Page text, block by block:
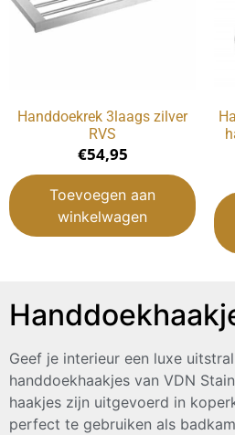
Handdoekrek 3laags zilver
RVS
€54,95
Toevoegen aan
winkelwagen
Geef je interieur een luxe
handdoekhaakjes van VDN
haakjes zijn uitgevoerd in
perfect te gebruiken als